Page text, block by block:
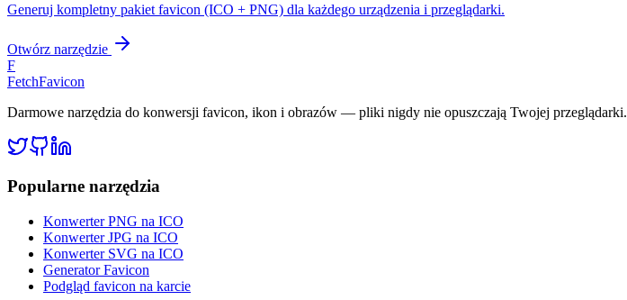
Generuj kompletny pakiet favicon (ICO + PNG) dla każdego urządzenia i przeglądarki.
Otwórz narzędzie
F
FetchFavicon
Darmowe narzędzia do konwersji favicon, ikon i obrazów — pliki nigdy nie opuszczają Twojej przeglądarki.
Popularne narzędzia
Konwerter PNG na ICO
Konwerter JPG na ICO
Konwerter SVG na ICO
Generator Favicon
Podgląd favicon na karcie